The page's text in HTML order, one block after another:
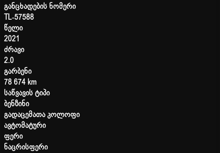
განცხადების ნომერი
TL-57588
წელი
2021
ძრავი
2.0
გარბენი
78 674 km
საწვავის ტიპი
ბენზინი
გადაცემათა კოლოფი
ავტომატური
ფერი
ნაცრისფერი